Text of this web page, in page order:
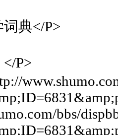
典</P>
P>
bbs/